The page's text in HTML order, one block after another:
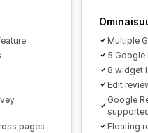
pages
Multiple
5 Google
8 widget
Edit
Google
Floating